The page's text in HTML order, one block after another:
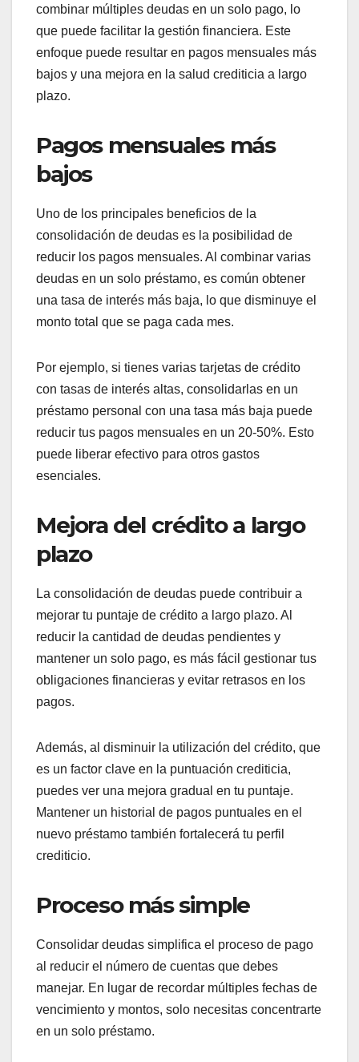
combinar múltiples deudas en un solo pago, lo
que puede facilitar la gestión financiera. Este
enfoque puede resultar en pagos mensuales más
bajos y una mejora en la salud crediticia a largo
plazo.
Pagos mensuales más
bajos
Uno de los principales beneficios de la
consolidación de deudas es la posibilidad de
reducir los pagos mensuales. Al combinar varias
deudas en un solo préstamo, es común obtener
una tasa de interés más baja, lo que disminuye el
monto total que se paga cada mes.
Por ejemplo, si tienes varias tarjetas de crédito
con tasas de interés altas, consolidarlas en un
préstamo personal con una tasa más baja puede
reducir tus pagos mensuales en un 20-50%. Esto
puede liberar efectivo para otros gastos
esenciales.
Mejora del crédito a largo
plazo
La consolidación de deudas puede contribuir a
mejorar tu puntaje de crédito a largo plazo. Al
reducir la cantidad de deudas pendientes y
mantener un solo pago, es más fácil gestionar tus
obligaciones financieras y evitar retrasos en los
pagos.
Además, al disminuir la utilización del crédito, que
es un factor clave en la puntuación crediticia,
puedes ver una mejora gradual en tu puntaje.
Mantener un historial de pagos puntuales en el
nuevo préstamo también fortalecerá tu perfil
crediticio.
Proceso más simple
Consolidar deudas simplifica el proceso de pago
al reducir el número de cuentas que debes
manejar. En lugar de recordar múltiples fechas de
vencimiento y montos, solo necesitas concentrarte
en un solo préstamo.